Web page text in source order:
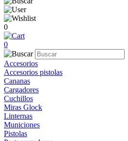
0
0
Accesorios
Accesorios pistolas
Cananas
Cargadores
Cuchillos
Miras Glock
Linternas
Municiones
Pistolas